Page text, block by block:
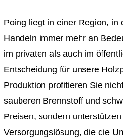
Poing liegt in einer Region, in
Handeln immer mehr an
im privaten als auch im
Entscheidung für unsere
Produktion profitieren Sie
sauberen Brennstoff und
Preisen, sondern
Versorgungslösung, die die